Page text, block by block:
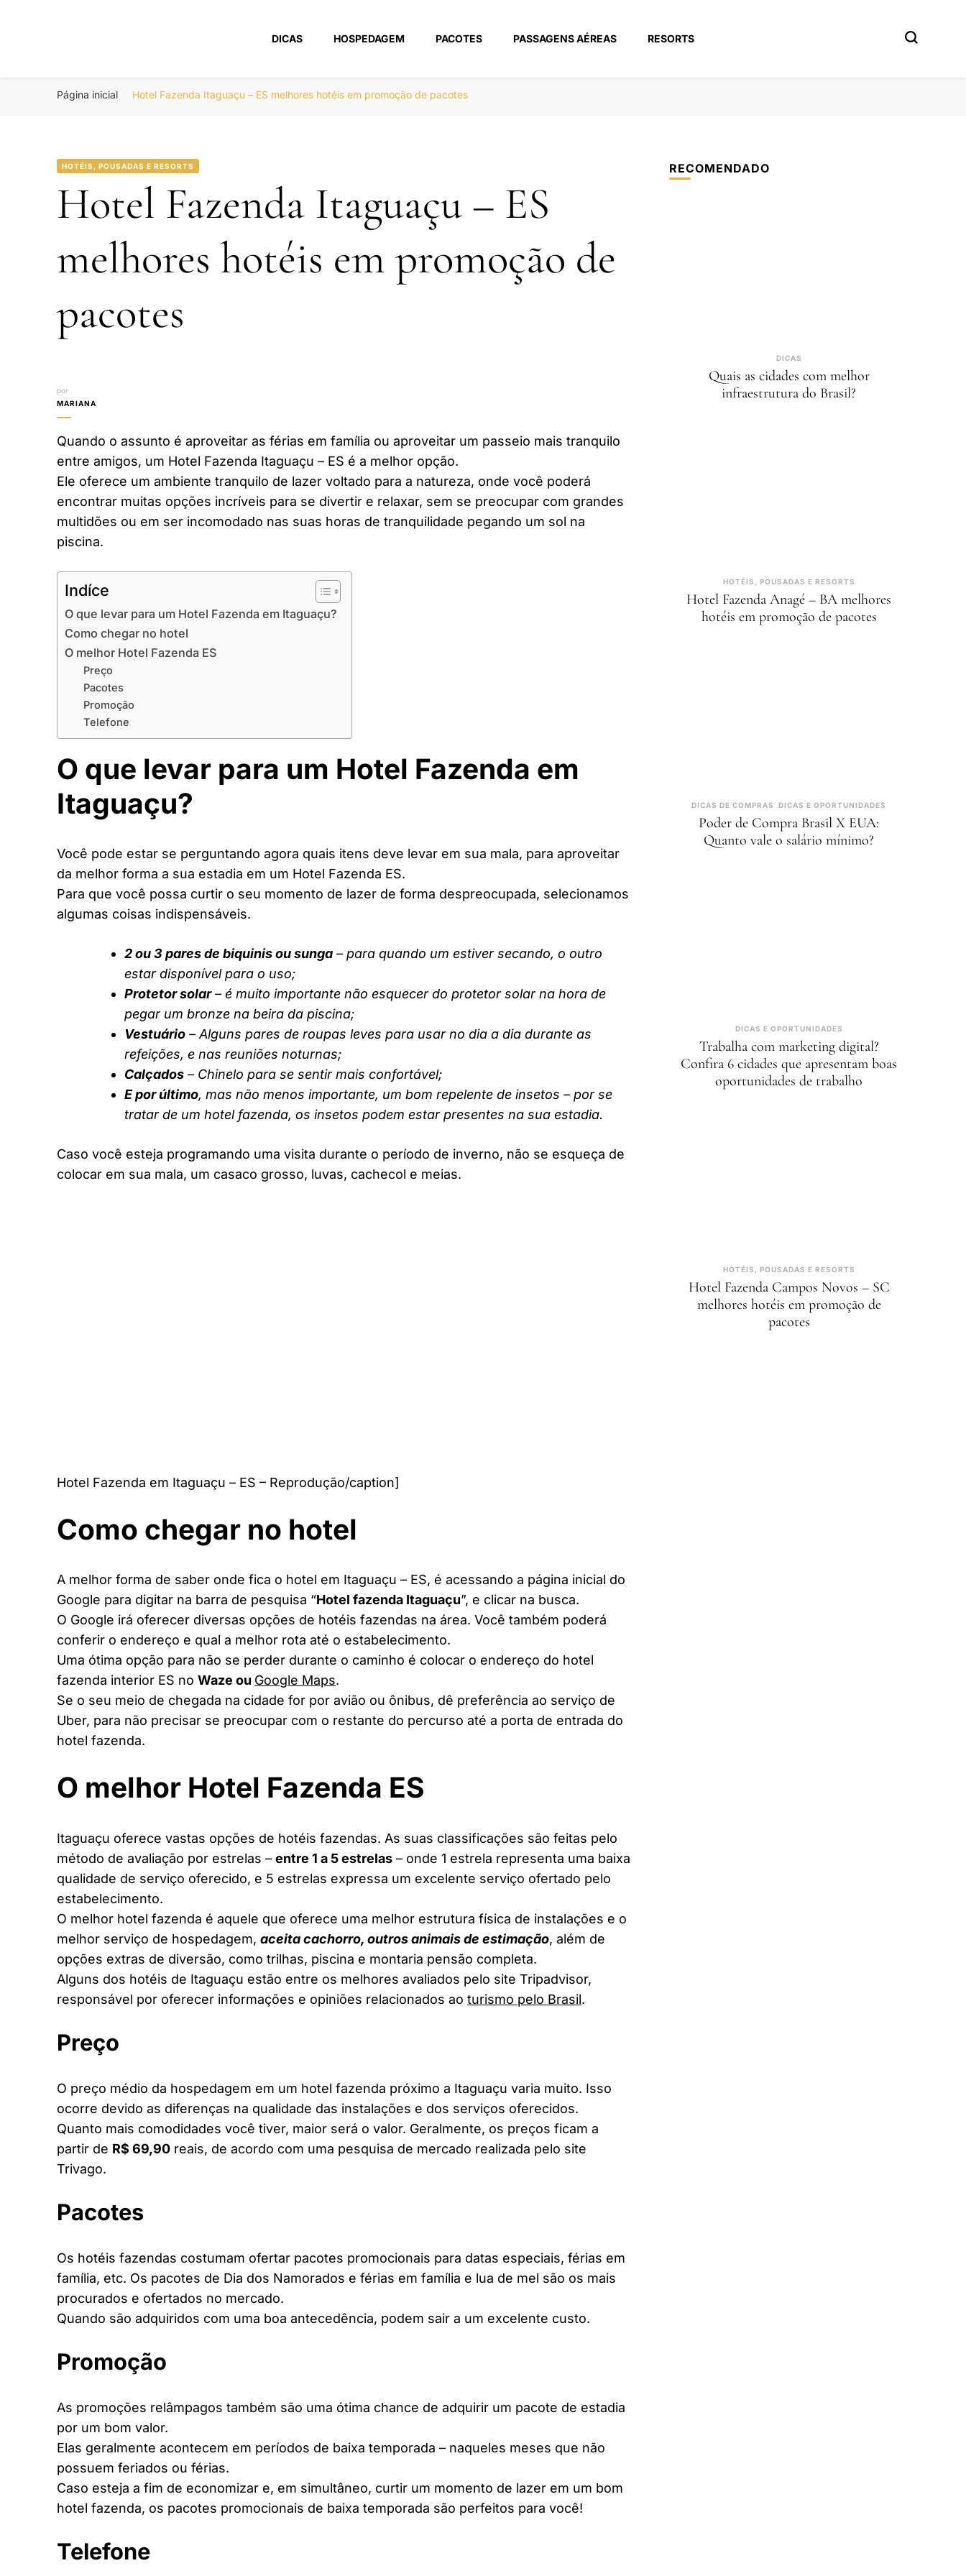
Portal Boa Viagem
DICAS HOSPEDAGEM PACOTES PASSAGENS AÉREAS RESORTS
Página inicial Hotel Fazenda Itaguaçu – ES melhores hotéis em promoção de pacotes
HOTÉIS, POUSADAS E RESORTS
Hotel Fazenda Itaguaçu – ES
melhores hotéis em promoção de
pacotes
por
MARIANA
Quando o assunto é aproveitar as férias em família ou aproveitar um passeio mais tranquilo
entre amigos, um Hotel Fazenda Itaguaçu – ES é a melhor opção.
Ele oferece um ambiente tranquilo de lazer voltado para a natureza, onde você poderá
encontrar muitas opções incríveis para se divertir e relaxar, sem se preocupar com grandes
multidões ou em ser incomodado nas suas horas de tranquilidade pegando um sol na
piscina.
Indíce
O que levar para um Hotel Fazenda em Itaguaçu?
Como chegar no hotel
O melhor Hotel Fazenda ES
Preço
Pacotes
Promoção
Telefone
O que levar para um Hotel Fazenda em
Itaguaçu?
Você pode estar se perguntando agora quais itens deve levar em sua mala, para aproveitar
da melhor forma a sua estadia em um Hotel Fazenda ES.
Para que você possa curtir o seu momento de lazer de forma despreocupada, selecionamos
algumas coisas indispensáveis.
2 ou 3 pares de biquinis ou sunga – para quando um estiver secando, o outro
estar disponível para o uso;
Protetor solar– é muito importante não esquecer do protetor solar na hora de
pegar um bronze na beira da piscina;
Vestuário – Alguns pares de roupas leves para usar no dia a dia durante as
refeições, e nas reuniões noturnas;
Calçados – Chinelo para se sentir mais confortável;
E por último, mas não menos importante, um bom repelente de insetos – por se
tratar de um hotel fazenda, os insetos podem estar presentes na sua estadia.
Caso você esteja programando uma visita durante o período de inverno, não se esqueça de
colocar em sua mala, um casaco grosso, luvas, cachecol e meias.
Hotel Fazenda em Itaguaçu – ES – Reprodução/caption]
Como chegar no hotel
A melhor forma de saber onde fica o hotel em Itaguaçu – ES, é acessando a página inicial do
Google para digitar na barra de pesquisa “Hotel fazenda Itaguaçu”, e clicar na busca.
O Google irá oferecer diversas opções de hotéis fazendas na área. Você também poderá
conferir o endereço e qual a melhor rota até o estabelecimento.
Uma ótima opção para não se perder durante o caminho é colocar o endereço do hotel
fazenda interior ES no Waze ou Google Maps.
Se o seu meio de chegada na cidade for por avião ou ônibus, dê preferência ao serviço de
Uber, para não precisar se preocupar com o restante do percurso até a porta de entrada do
hotel fazenda.
O melhor Hotel Fazenda ES
Itaguaçu oferece vastas opções de hotéis fazendas. As suas classificações são feitas pelo
método de avaliação por estrelas – entre 1 a 5 estrelas – onde 1 estrela representa uma baixa
qualidade de serviço oferecido, e 5 estrelas expressa um excelente serviço ofertado pelo
estabelecimento.
O melhor hotel fazenda é aquele que oferece uma melhor estrutura física de instalações e o
melhor serviço de hospedagem, aceita cachorro, outros animais de estimação, além de
opções extras de diversão, como trilhas, piscina e montaria pensão completa.
Alguns dos hotéis de Itaguaçu estão entre os melhores avaliados pelo site Tripadvisor,
responsável por oferecer informações e opiniões relacionados ao turismo pelo Brasil.
Preço
O preço médio da hospedagem em um hotel fazenda próximo a Itaguaçu varia muito. Isso
ocorre devido as diferenças na qualidade das instalações e dos serviços oferecidos.
Quanto mais comodidades você tiver, maior será o valor. Geralmente, os preços ficam a
partir de R$ 69,90 reais, de acordo com uma pesquisa de mercado realizada pelo site
Trivago.
Pacotes
Os hotéis fazendas costumam ofertar pacotes promocionais para datas especiais, férias em
família, etc. Os pacotes de Dia dos Namorados e férias em família e lua de mel são os mais
procurados e ofertados no mercado.
Quando são adquiridos com uma boa antecedência, podem sair a um excelente custo.
Promoção
As promoções relâmpagos também são uma ótima chance de adquirir um pacote de estadia
por um bom valor.
Elas geralmente acontecem em períodos de baixa temporada – naqueles meses que não
possuem feriados ou férias.
Caso esteja a fim de economizar e, em simultâneo, curtir um momento de lazer em um bom
hotel fazenda, os pacotes promocionais de baixa temporada são perfeitos para você!
Telefone
RECOMENDADO
DICAS
Quais as cidades com melhor
infraestrutura do Brasil?
HOTÉIS, POUSADAS E RESORTS
Hotel Fazenda Anagé – BA melhores
hotéis em promoção de pacotes
DICAS DE COMPRAS DICAS E OPORTUNIDADES
Poder de Compra Brasil X EUA:
Quanto vale o salário mínimo?
DICAS E OPORTUNIDADES
Trabalha com marketing digital?
Confira 6 cidades que apresentam boas
oportunidades de trabalho
HOTÉIS, POUSADAS E RESORTS
Hotel Fazenda Campos Novos – SC
melhores hotéis em promoção de
pacotes